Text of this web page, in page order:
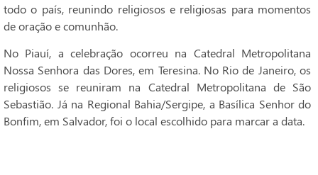
todo o país, reunindo religiosos e religiosas para momentos
de oração e comunhão.
No Piauí, a celebração ocorreu na Catedral Metropolitana
Nossa Senhora das Dores, em Teresina. No Rio de Janeiro, os
religiosos se reuniram na Catedral Metropolitana de São
Sebastião. Já na Regional Bahia/Sergipe, a Basílica Senhor do
Bonfim, em Salvador, foi o local escolhido para marcar a data.